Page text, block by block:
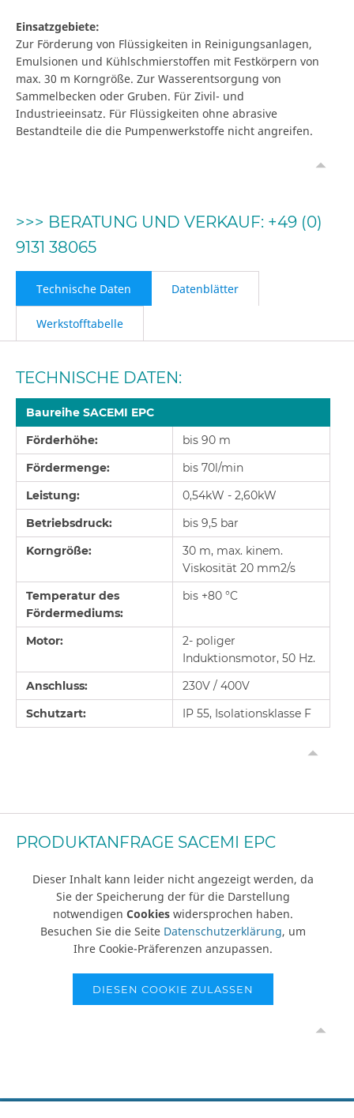
Einsatzgebiete:
Zur Förderung von Flüssigkeiten in Reinigungsanlagen,
Emulsionen und Kühlschmierstoffen mit Festkörpern von
max. 30 m Korngröße. Zur Wasserentsorgung von
Sammelbecken oder Gruben. Für Zivil- und
Industrieeinsatz. Für Flüssigkeiten ohne abrasive
Bestandteile die die Pumpenwerkstoffe nicht angreifen.
>>> BERATUNG UND VERKAUF: +49 (0)
9131 38065
Technische Daten Datenblätter
Werkstofftabelle
TECHNISCHE DATEN:
Baureihe SACEMI EPC
Förderhöhe:
bis 90 m
Fördermenge:
bis 70l/min
Leistung:
0,54kW - 2,60kW
Betriebsdruck:
bis 9,5 bar
Korngröße:
30 m, max. kinem.
Viskosität 20 mm2/s
Temperatur des
Fördermediums:
bis +80 °C
Motor:
2- poliger
Induktionsmotor, 50 Hz.
Anschluss:
230V / 400V
Schutzart:
IP 55, Isolationsklasse F
PRODUKTANFRAGE SACEMI EPC
Dieser Inhalt kann leider nicht angezeigt werden, da
Sie der Speicherung der für die Darstellung
notwendigen Cookies widersprochen haben.
Besuchen Sie die Seite Datenschutzerklärung, um
Ihre Cookie-Präferenzen anzupassen.
DIESEN COOKIE ZULASSEN